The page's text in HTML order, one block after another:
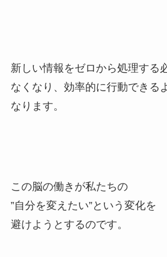
新しい情報をゼロから処理する
なくなり、効率的に行動できる
なります。
この脳の働きが私たちの
”自分を変えたい”という変化を
避けようとするのです。